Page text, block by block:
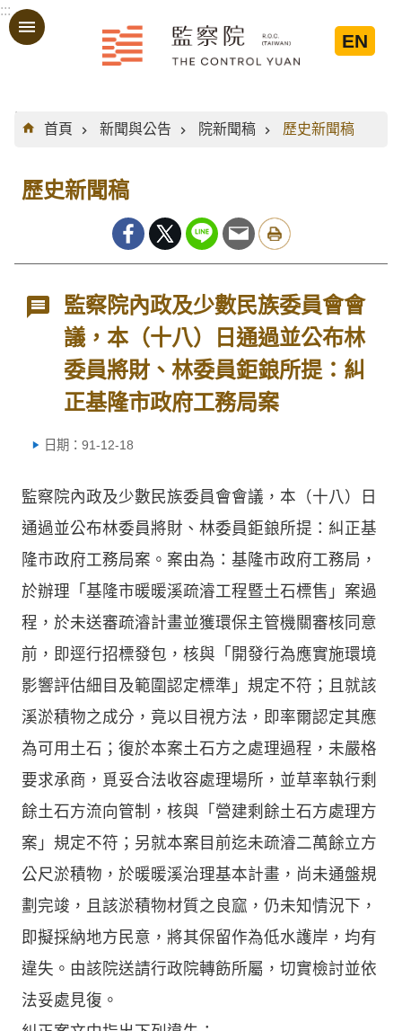
跳到主要內容區塊
:::
EN
:::
首頁
新聞與公告 院新聞稿 歷史新聞稿
歷史新聞稿
監察院內政及少數民族委員會會
議，本（十八）日通過並公布林
委員將財、林委員鉅鋃所提：糾
正基隆市政府工務局案
日期：91-12-18
監察院內政及少數民族委員會會議，本（十八）日
通過並公布林委員將財、林委員鉅鋃所提：糾正基
隆市政府工務局案。案由為：基隆市政府工務局，
於辦理「基隆市暖暖溪疏濬工程暨土石標售」案過
程，於未送審疏濬計畫並獲環保主管機關審核同意
前，即逕行招標發包，核與「開發行為應實施環境
影響評估細目及範圍認定標準」規定不符；且就該
溪淤積物之成分，竟以目視方法，即率爾認定其應
為可用土石；復於本案土石方之處理過程，未嚴格
要求承商，覓妥合法收容處理場所，並草率執行剩
餘土石方流向管制，核與「營建剩餘土石方處理方
案」規定不符；另就本案目前迄未疏濬二萬餘立方
公尺淤積物，於暖暖溪治理基本計畫，尚未通盤規
劃完竣，且該淤積物材質之良窳，仍未知情況下，
即擬採納地方民意，將其保留作為低水護岸，均有
違失。由該院送請行政院轉飭所屬，切實檢討並依
法妥處見復。